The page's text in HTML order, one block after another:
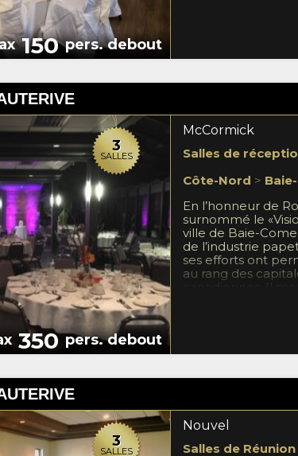
150pers. debout
personnes) •
3
SALLES
350pers. debout
McCormick
Salles de
Côte-Nord >
En l’honneur de
surnommé le
ville de Baie-
de l’industrie
ses efforts ont
au rang des
canadiennes. Il
3
SALLES
Nouvel
Salles de